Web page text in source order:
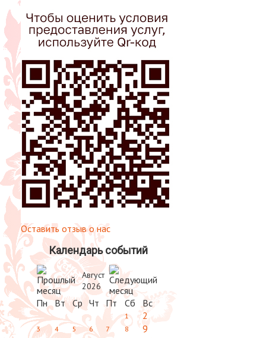
Оставить отзыв о нас
Календарь событий
Август
2026
Пн Вт Ср Чт Пт Сб Вс
1 2
3 4 5 6 7 8 9